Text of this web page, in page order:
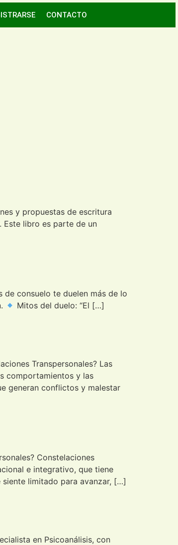
CONTACTO
y propuestas de escritura
Este libro es parte de un
de consuelo te duelen más de lo
Mitos del duelo: “El […]
Transpersonales? Las
comportamientos y las
generan conflictos y malestar
Constelaciones
e integrativo, que tiene
limitado para avanzar, […]
en Psicoanálisis, con